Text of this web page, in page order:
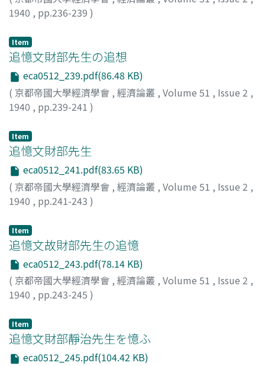
1940 , pp.236-239 )
Item
追憶文財部先生の追想
eca0512_239.pdf(86.48 KB)
( 京都帝國大學經濟學會 , 經濟論叢 , Volume 51 , Issue 2 ,
1940 , pp.239-241 )
Item
追憶文財部先生
eca0512_241.pdf(83.65 KB)
( 京都帝國大學經濟學會 , 經濟論叢 , Volume 51 , Issue 2 ,
1940 , pp.241-243 )
Item
追憶文故財部先生の追憶
eca0512_243.pdf(78.14 KB)
( 京都帝國大學經濟學會 , 經濟論叢 , Volume 51 , Issue 2 ,
1940 , pp.243-245 )
Item
追憶文財部靜治先生を憶ふ
eca0512_245.pdf(104.42 KB)